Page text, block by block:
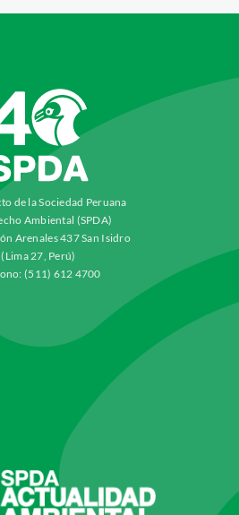
de la Sociedad Peruana
Ambiental (SPDA)
Arenales 437 San Isidro
(Lima 27, Perú)
(511) 612 4700